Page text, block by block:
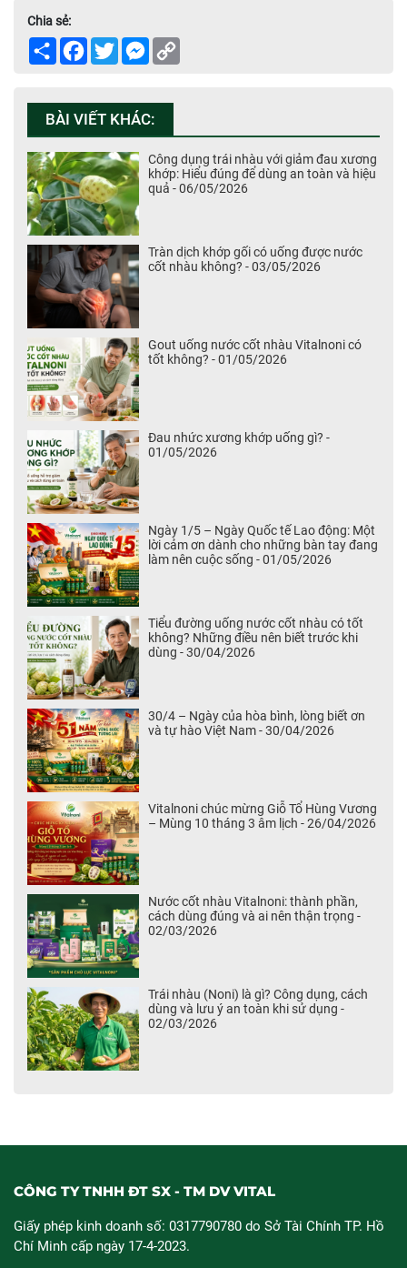
Chia sẻ:
Share Facebook
TwitterMessenger
BÀI VIẾT KHÁC:
Công dụng trái nhàu với giảm đau xương
khớp: Hiểu đúng để dùng an toàn và hiệu
quả - 06/05/2026
Tràn dịch khớp gối có uống được nước
cốt nhàu không? - 03/05/2026
Gout uống nước cốt nhàu Vitalnoni có
tốt không? - 01/05/2026
Đau nhức xương khớp uống gì? -
01/05/2026
Ngày 1/5 – Ngày Quốc tế Lao động: Một
lời cảm ơn dành cho những bàn tay đang
làm nên cuộc sống - 01/05/2026
Tiểu đường uống nước cốt nhàu có tốt
không? Những điều nên biết trước khi
dùng - 30/04/2026
30/4 – Ngày của hòa bình, lòng biết ơn
và tự hào Việt Nam - 30/04/2026
Vitalnoni chúc mừng Giỗ Tổ Hùng Vương
– Mùng 10 tháng 3 âm lịch - 26/04/2026
Nước cốt nhàu Vitalnoni: thành phần,
cách dùng đúng và ai nên thận trọng -
02/03/2026
Trái nhàu (Noni) là gì? Công dụng, cách
dùng và lưu ý an toàn khi sử dụng -
02/03/2026
CÔNG TY TNHH ĐT SX - TM DV VITAL
Giấy phép kinh doanh số: 0317790780 do Sở Tài Chính TP. Hồ
Chí Minh cấp ngày 17-4-2023.